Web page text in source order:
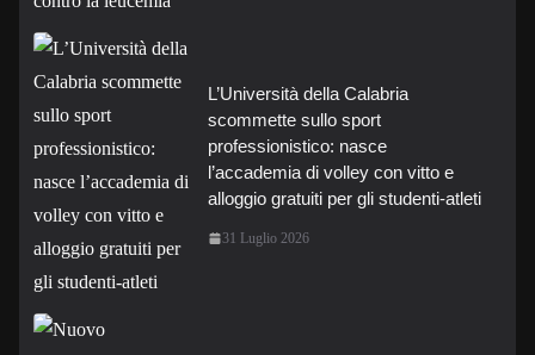
L’Università della Calabria
scommette sullo sport
professionistico: nasce
l’accademia di volley con vitto e
alloggio gratuiti per gli studenti-atleti
31 Luglio 2026